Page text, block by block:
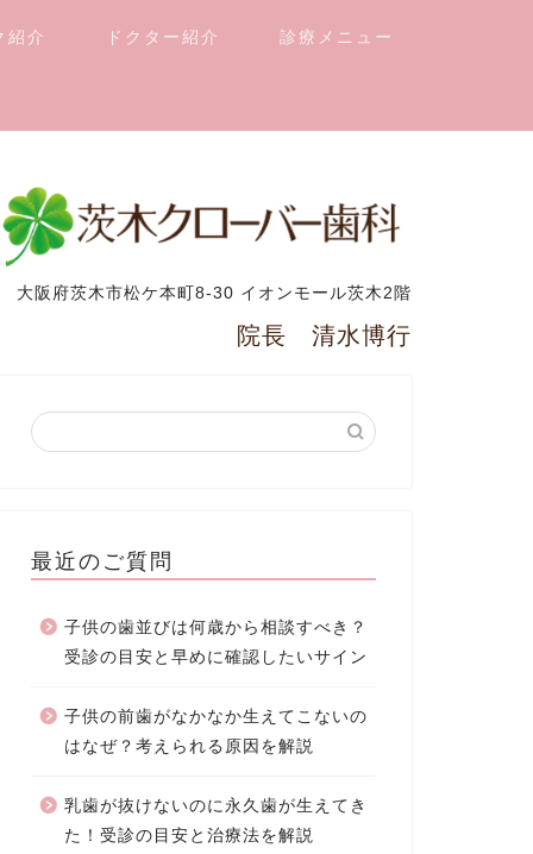
紹介 ドクター紹介 診療メニュー
大阪府茨木市松ケ本町8-30 イオンモール茨木2階
院長 清水博行
最近のご質問
子供の歯並びは何歳から相談すべき？
受診の目安と早めに確認したいサイン
子供の前歯がなかなか生えてこないの
はなぜ？考えられる原因を解説
乳歯が抜けないのに永久歯が生えてき
た！受診の目安と治療法を解説